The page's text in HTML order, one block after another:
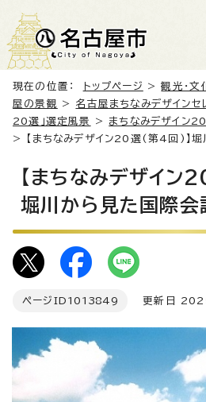
現在の位置： トップページ >観光・文
屋の景観
> 名古屋まちなみデザインセ
20選」選定風景
> まちなみデザイン
> 【まちなみデザイン20選(第4回)】
【まちなみデザイン
堀川から見た国際会
ページID 1013849 更新日